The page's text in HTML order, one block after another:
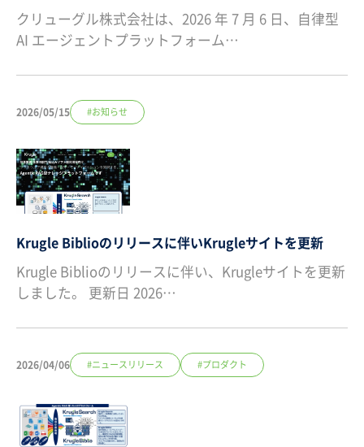
クリューグル株式会社は、2026 年 7 月 6 日、自律型
AI エージェントプラットフォーム…
2026/05/15 #お知らせ
Krugle Biblioのリリースに伴いKrugleサイトを更新
Krugle Biblioのリリースに伴い、Krugleサイトを更新
しました。 更新日 2026…
2026/04/06 #ニュースリリース #プロダクト